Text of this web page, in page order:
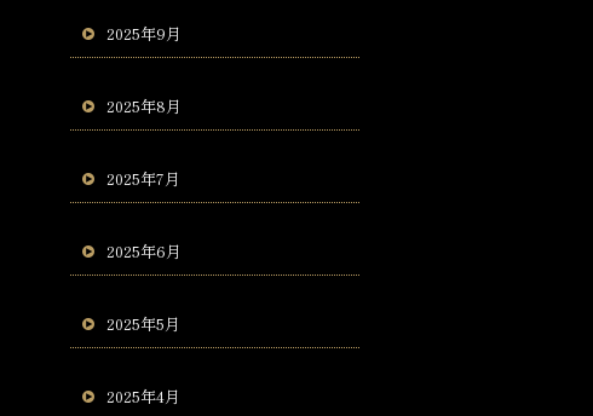
2025年9月
2025年8月
2025年7月
2025年6月
2025年5月
2025年4月